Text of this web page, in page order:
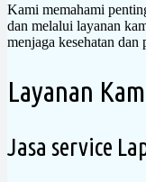
Kami memahami
dan melalui layanan
menjaga kesehatan
Layanan
Jasa service